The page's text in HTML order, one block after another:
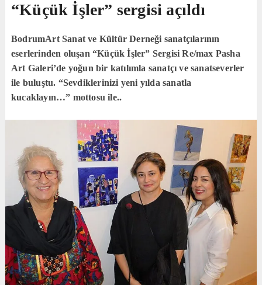
“Küçük İşler” sergisi açıldı
BodrumArt Sanat ve Kültür Derneği sanatçılarının
eserlerinden oluşan “Küçük İşler” Sergisi Re/max Pasha
Art Galeri’de yoğun bir katılımla sanatçı ve sanatseverler
ile buluştu. “Sevdiklerinizi yeni yılda sanatla
kucaklayın…” mottosu ile..